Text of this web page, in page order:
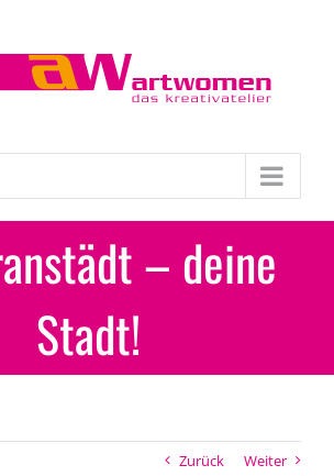
– deine
Stadt!
Zurück Weiter